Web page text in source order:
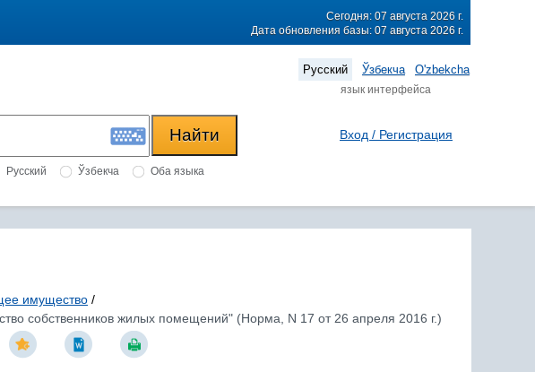
Сегодня: 07 августа 2026 г.
Дата обновления базы: 07 августа 2026 г.
Русский Ўзбекча O'zbekcha
язык интерфейса
Русский Ўзбекча Оба языка
Вход / Регистрация
имущество /
собственников жилых помещений" (Норма, N 17 от 26 апреля 2016 г.)